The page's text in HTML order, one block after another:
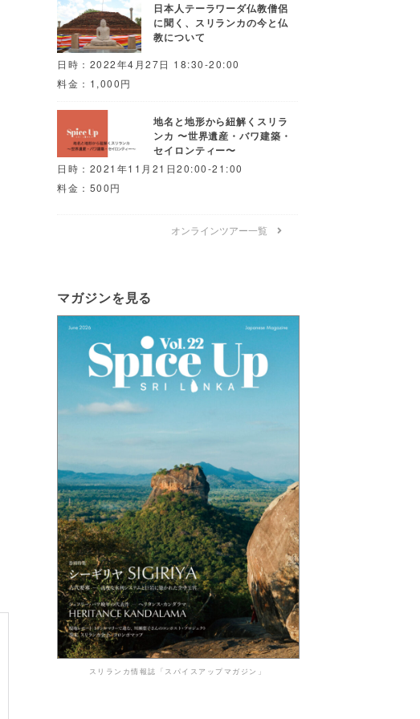
日本人テーラワーダ仏教僧侶
に聞く、スリランカの今と仏
教について
日時：2022年4月27日 18:30-20:00
料金：1,000円
地名と地形から紐解くスリラ
ンカ 〜世界遺産・バワ建築・
セイロンティー〜
日時：2021年11月21日20:00-21:00
料金：500円
オンラインツアー一覧
マガジンを見る
スリランカ情報誌「スパイスアップマガジン」